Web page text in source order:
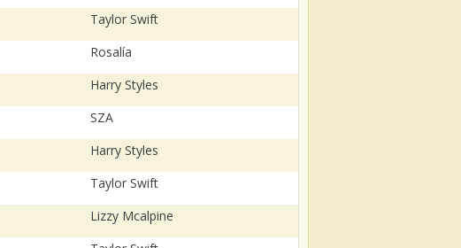
Taylor Swift
Rosalía
Harry Styles
SZA
Harry Styles
Taylor Swift
Lizzy Mcalpine